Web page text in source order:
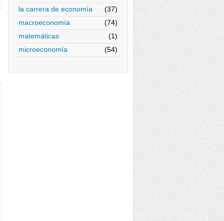
la carrera de economía
(37)
macroeconomía
(74)
matemáticas
(1)
microeconomía
(54)